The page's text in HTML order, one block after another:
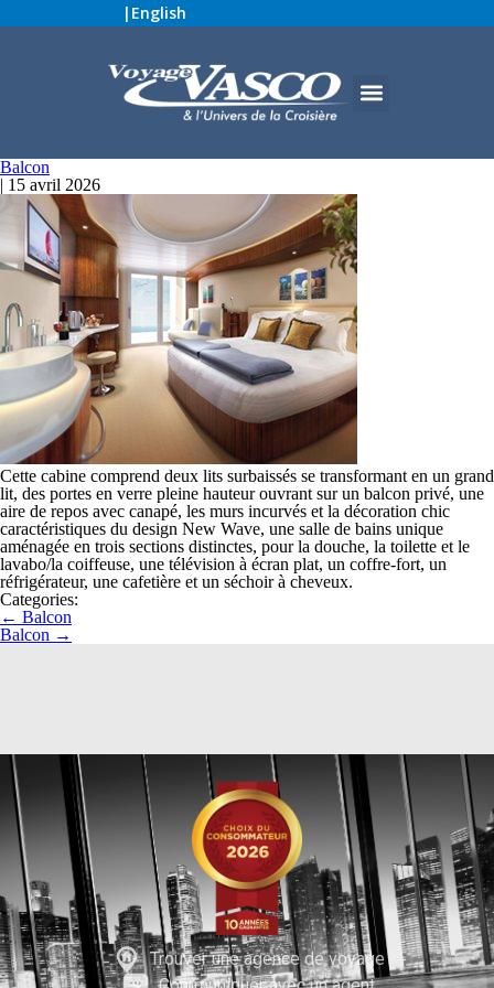
| English
Balcon
| 15 avril 2026
Cette cabine comprend deux lits surbaissés se transformant en un grand
lit, des portes en verre pleine hauteur ouvrant sur un balcon privé, une
aire de repos avec canapé, les murs incurvés et la décoration chic
caractéristiques du design New Wave, une salle de bains unique
aménagée en trois sections distinctes, pour la douche, la toilette et le
lavabo/la coiffeuse, une télévision à écran plat, un coffre-fort, un
réfrigérateur, une cafetière et un séchoir à cheveux.
Categories:
← Balcon
Balcon →
Trouver une agence de voyage